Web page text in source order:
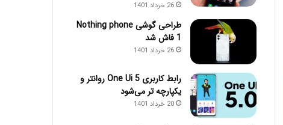
26 خرداد 1401
طراحی گوشی Nothing phone
1 فاش شد
26 خرداد 1401
رابط کاربری One Ui 5 روانتر و
یکپارچه تر می‌شود
20 خرداد 1401